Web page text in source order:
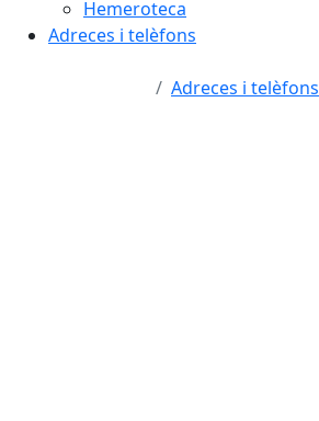
Hemeroteca
Adreces i telèfons
Adreces i telèfons